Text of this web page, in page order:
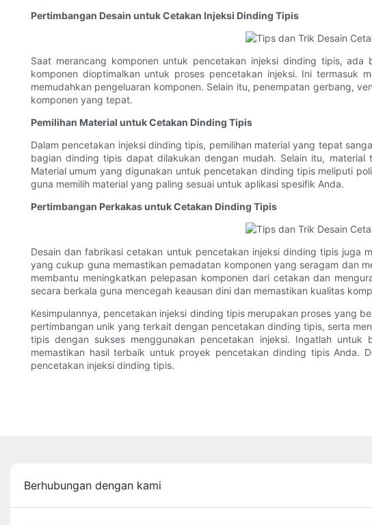
Pertimbangan Desain untuk Cetakan Injeksi Dinding Tipis
Saat merancang komponen untuk pencetakan injeksi dinding tipis,
komponen dioptimalkan untuk proses pencetakan injeksi. Ini
memudahkan pengeluaran komponen. Selain itu, penempatan gerbang,
komponen yang tepat.
Pemilihan Material untuk Cetakan Dinding Tipis
Dalam pencetakan injeksi dinding tipis, pemilihan material yang tepat
bagian dinding tipis dapat dilakukan dengan mudah. ​​Selain itu,
Material umum yang digunakan untuk pencetakan dinding tipis meliputi
guna memilih material yang paling sesuai untuk aplikasi spesifik Anda.
Pertimbangan Perkakas untuk Cetakan Dinding Tipis
Desain dan fabrikasi cetakan untuk pencetakan injeksi dinding tipis juga
yang cukup guna memastikan pemadatan komponen yang seragam dan
membantu meningkatkan pelepasan komponen dari cetakan dan
secara berkala guna mencegah keausan dini dan memastikan kualitas
Kesimpulannya, pencetakan injeksi dinding tipis merupakan proses yang
pertimbangan unik yang terkait dengan pencetakan dinding tipis, serta
tipis dengan sukses menggunakan pencetakan injeksi. Ingatlah
memastikan hasil terbaik untuk proyek pencetakan dinding tipis Anda.
pencetakan injeksi dinding tipis.
Berhubungan dengan kami